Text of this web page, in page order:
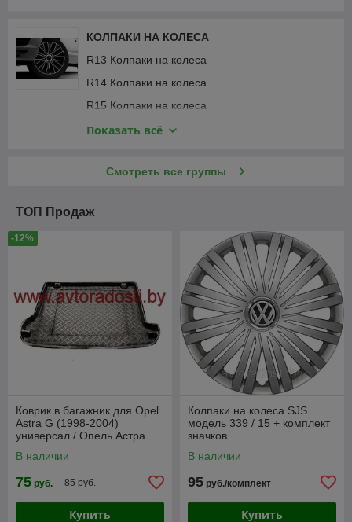
CHEVROLET Дефлектор капота
CHRYSLER Дефлектор капота
CITROEN Дефлектор капота
DAEWOO Дефлектор капота
DODGE Дефлектор капота
FORD Дефлектор капота
HYUNDAI Дефлектор капота
PONTIAC Дефлектор капота
IVECO Дефлектор капота
JEEP Дефлектор капота
KIA Дефлектор капота
LIFAN Дефлектор капота
LAND ROVER Дефлектор капота
LEXUS Дефлектор капота
MERCEDES-BENZ Дефлектор капота
MITSUBISHI Дефлектор капота
OPEL Дефлектор капота
PEUGEOT Дефлектор капота
КОЛПАКИ НА КОЛЕСА
R13 Колпаки на колеса
R14 Колпаки на колеса
R15 Колпаки на колеса
R16 Колпаки на колеса
Показать всё
Смотреть все группы
ТОП Продаж
-12%
Коврик в багажник для Opel
Astra G (1998-2004)
универсал / Опель Астра
В наличии
75 руб. 85 руб.
Купить
Колпаки на колеса SJS
модель 339 / 15 + комплект
значков
В наличии
95 руб./комплект
Купить